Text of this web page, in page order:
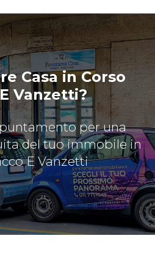
Casa in Corso
Vanzetti?
per una
del tuo immobile in
E Vanzetti